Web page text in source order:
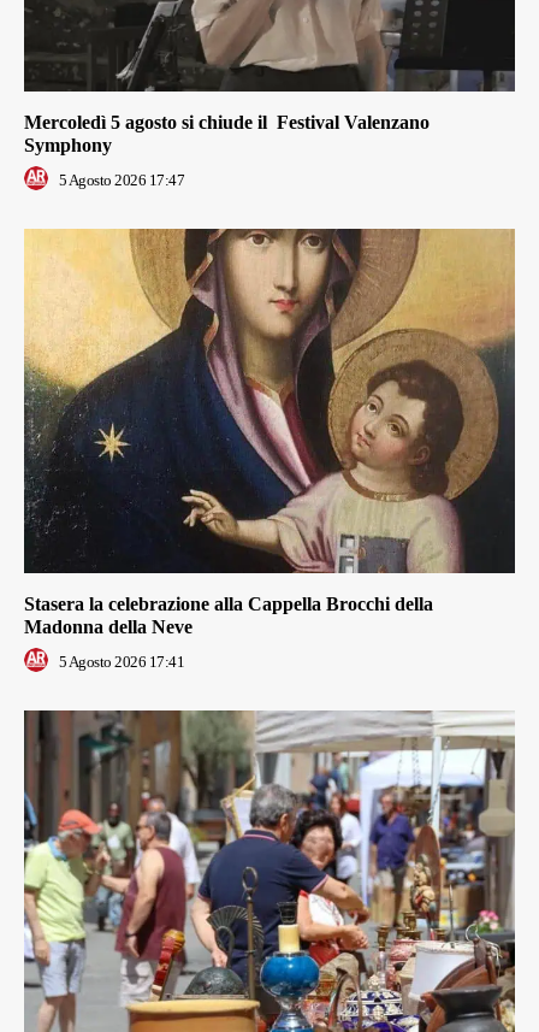
Mercoledì 5 agosto si chiude il Festival Valenzano
Symphony
5 Agosto 2026 17:47
Stasera la celebrazione alla Cappella Brocchi della
Madonna della Neve
5 Agosto 2026 17:41